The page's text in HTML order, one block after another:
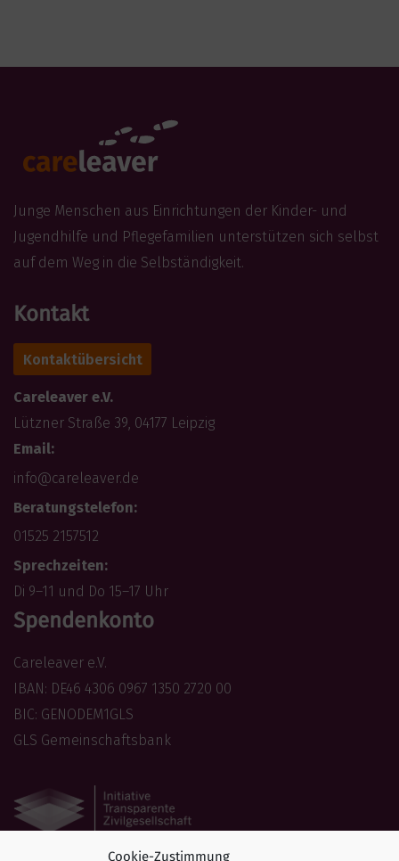
Cookie-Zustimmung
Junge Menschen aus Einrichtungen der Kinder- und
Jugendhilfe und Pflegefamilien unterstützen sich selbst
auf dem Weg in die Selbständigkeit.
Kontakt
Kontaktübersicht
Careleaver e.V.
Lützner Straße 39, 04177 Leipzig
Email:
info@careleaver.de
Beratungstelefon:
01525 2157512
Sprechzeiten:
Di 9–11 und Do 15–17 Uhr
Spendenkonto
Careleaver e.V.
IBAN: DE46 4306 0967 1350 2720 00
BIC: GENODEM1GLS
GLS Gemeinschaftsbank